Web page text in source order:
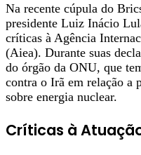
Na recente cúpula do
presidente Luiz Inácio
críticas à Agência
(Aiea). Durante suas
do órgão da ONU, que
contra o Irã em relação a
sobre energia nuclear.
Críticas à